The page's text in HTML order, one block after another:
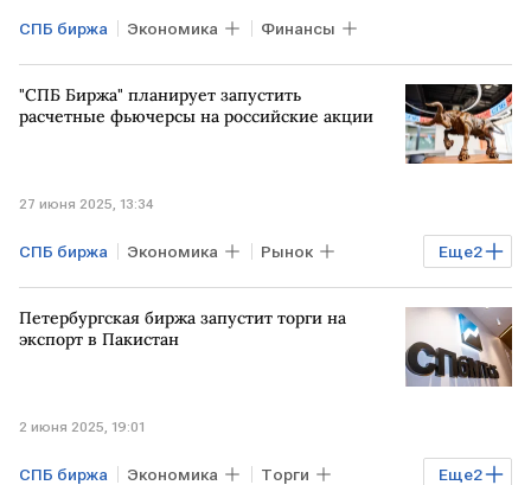
СПБ биржа Экономика Финансы
"СПБ Биржа" планирует запустить
расчетные фьючерсы на российские акции
27 июня 2025, 13:34
Еще2
СПБ биржа Экономика Рынок
Акции фьючерсы
Петербургская биржа запустит торги на
экспорт в Пакистан
2 июня 2025, 19:01
Еще2
СПБ биржа Экономика Торги